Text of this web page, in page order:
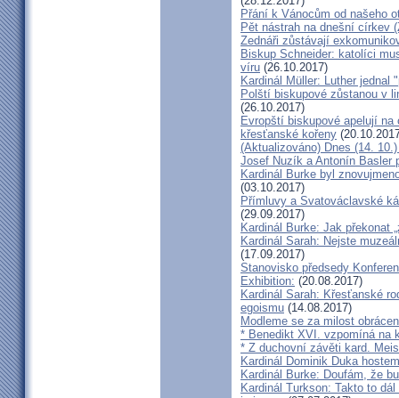
Přání k Vánocům od našeho
Pět nástrah na dnešní církev
Zednáři zůstávají
Biskup Schneider: katolíci
víru (26.10.2017)
Kardinál Müller: Luther jednal
Polští biskupové zůstanou v
(26.10.2017)
Evropští biskupové apelují
křesťanské kořeny
(Aktualizováno) Dnes (14.
Josef Nuzík a Antonín Basler
Kardinál Burke byl
(03.10.2017)
Přímluvy a Svatováclavské
(29.09.2017)
Kardinál Burke: Jak překonat
Kardinál Sarah: Nejste
(17.09.2017)
Stanovisko předsedy
Exhibition: (20.08.2017)
Kardinál Sarah: Křesťanské
egoismu (14.08.2017)
Modleme se za milost
* Benedikt XVI. vzpomíná na
* Z duchovní závěti kard.
Kardinál Dominik Duka
Kardinál Burke: Doufám, že
Kardinál Turkson: Takto to